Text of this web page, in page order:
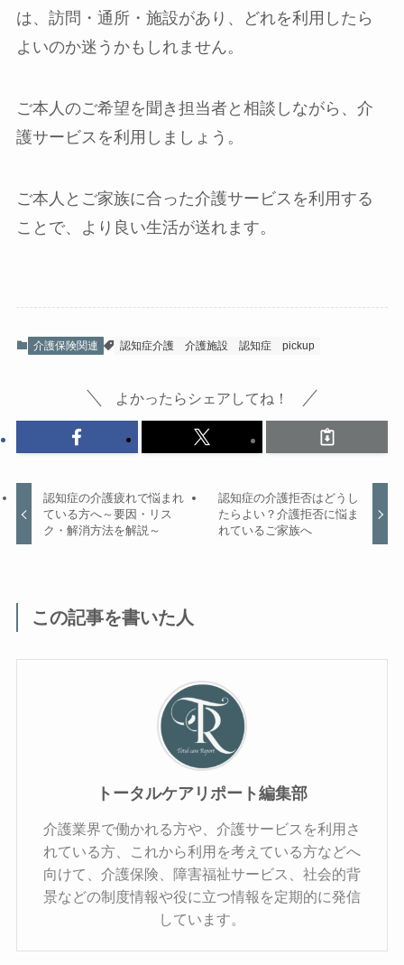
は、訪問・通所・施設があり、どれを利用したら
よいのか迷うかもしれません。
ご本人のご希望を聞き担当者と相談しながら、介
護サービスを利用しましょう。
ご本人とご家族に合った介護サービスを利用する
ことで、より良い生活が送れます。
介護保険関連 認知症介護 介護施設 認知症 pickup
よかったらシェアしてね！
認知症の介護疲れで悩まれ
ている方へ～要因・リス
ク・解消方法を解説～
認知症の介護拒否はどうし
たらよい？介護拒否に悩ま
れているご家族へ
この記事を書いた人
トータルケアリポート編集部
介護業界で働かれる方や、介護サービスを利用さ
れている方、これから利用を考えている方などへ
向けて、介護保険、障害福祉サービス、社会的背
景などの制度情報や役に立つ情報を定期的に発信
しています。